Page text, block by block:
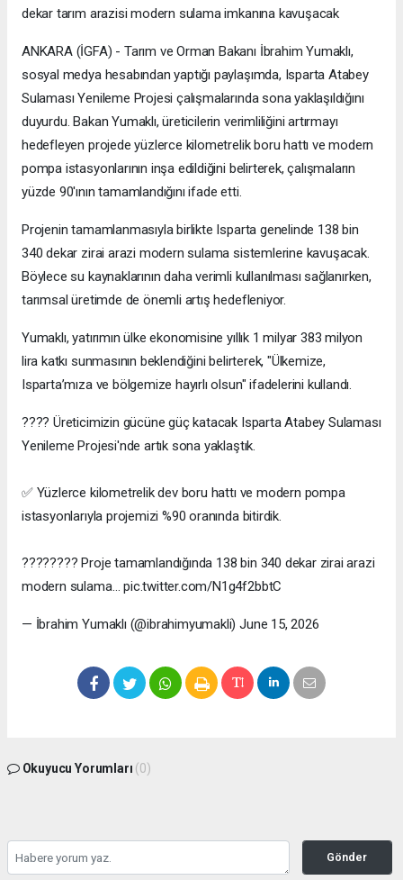
dekar tarım arazisi modern sulama imkanına kavuşacak
ANKARA (İGFA) - Tarım ve Orman Bakanı İbrahim Yumaklı,
sosyal medya hesabından yaptığı paylaşımda, Isparta Atabey
Sulaması Yenileme Projesi çalışmalarında sona yaklaşıldığını
duyurdu. Bakan Yumaklı, üreticilerin verimliliğini artırmayı
hedefleyen projede yüzlerce kilometrelik boru hattı ve modern
pompa istasyonlarının inşa edildiğini belirterek, çalışmaların
yüzde 90'ının tamamlandığını ifade etti.
Projenin tamamlanmasıyla birlikte Isparta genelinde 138 bin
340 dekar zirai arazi modern sulama sistemlerine kavuşacak.
Böylece su kaynaklarının daha verimli kullanılması sağlanırken,
tarımsal üretimde de önemli artış hedefleniyor.
Yumaklı, yatırımın ülke ekonomisine yıllık 1 milyar 383 milyon
lira katkı sunmasının beklendiğini belirterek, "Ülkemize,
Isparta’mıza ve bölgemize hayırlı olsun" ifadelerini kullandı.
???? Üreticimizin gücüne güç katacak Isparta Atabey Sulaması
Yenileme Projesi'nde artık sona yaklaştık.
✅ Yüzlerce kilometrelik dev boru hattı ve modern pompa
istasyonlarıyla projemizi %90 oranında bitirdik.
???????? Proje tamamlandığında 138 bin 340 dekar zirai arazi
modern sulama… pic.twitter.com/N1g4f2bbtC
— İbrahim Yumaklı (@ibrahimyumakli) June 15, 2026
Okuyucu Yorumları (0)
Gönder